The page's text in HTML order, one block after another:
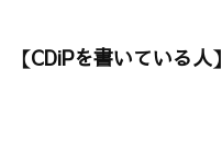
【CDiPを書いている人】